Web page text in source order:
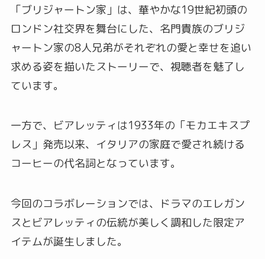
「ブリジャートン家」は、華やかな19世紀初頭の
ロンドン社交界を舞台にした、名門貴族のブリジ
ャートン家の8人兄弟がそれぞれの愛と幸せを追い
求める姿を描いたストーリーで、視聴者を魅了し
ています。
一方で、ビアレッティは1933年の「モカエキスプ
レス」発売以来、イタリアの家庭で愛され続ける
コーヒーの代名詞となっています。
今回のコラボレーションでは、ドラマのエレガン
スとビアレッティの伝統が美しく調和した限定ア
イテムが誕生しました。